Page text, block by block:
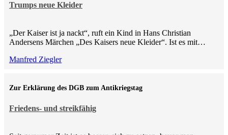
Trumps neue Kleider
„Der Kaiser ist ja nackt“, ruft ein Kind in Hans Christian
Andersens Märchen „Des Kaisers neue Kleider“. Ist es mit…
Manfred Ziegler
Friedens- und streikfähig
Zur Erklärung des DGB zum Antikriegstag